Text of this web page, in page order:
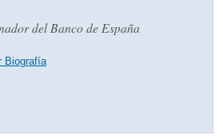
del Banco de España
Biografía